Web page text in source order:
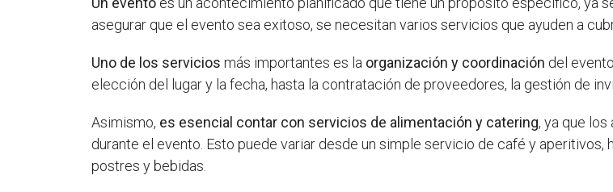
asegurar que el evento sea exitoso, se necesitan varios servicios que ayuden a
Uno de los servicios más importantes es la organización y coordinación del
elección del lugar y la fecha, hasta la contratación de proveedores, la gestión de
Asimismo, es esencial contar con servicios de alimentación y catering, ya que
durante el evento. Esto puede variar desde un simple servicio de café y
postres y bebidas.